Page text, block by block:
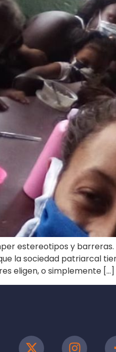
estereotipos y
la sociedad patriarcal
eligen, o simplemente […]